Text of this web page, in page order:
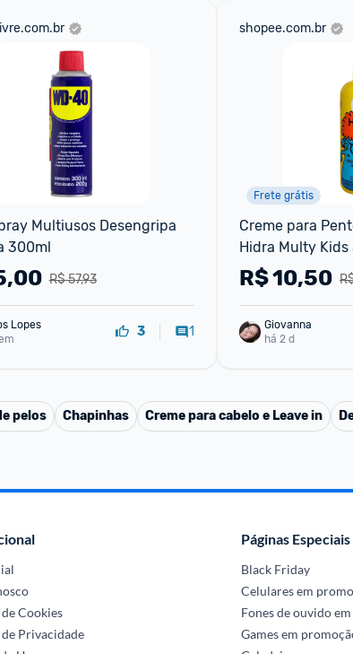
Multiusos Desengripa
300ml
R$ 57,93
Lopes
3 1
shopee.com.br
Frete grátis
Creme para
Hidra Multy
R$10,50
Giovanna
há 2 d
pelos Chapinhas Creme para cabelo e Leave in
Cookies
Privacidade
Páginas Especiais
Black Friday
Celulares em
Fones de ouvido
Games em